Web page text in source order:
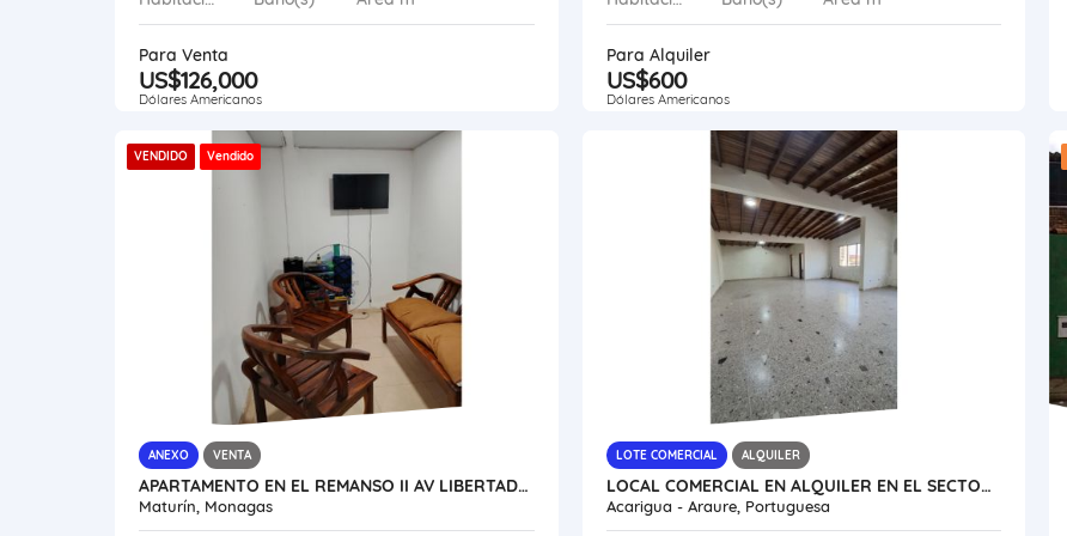
Para Venta
US$126,000
Dólares Americanos
Para Alquiler
US$600
Dólares Americanos
VENDIDO Vendido
ANEXO VENTA
APARTAMENTO EN EL REMANSO II AV LIBERTADOR VE17-138ZE-GGAR
Maturín, Monagas
LOTE COMERCIAL ALQUILER
LOCAL COMERCIAL EN ALQUILER EN EL SECTOR CENTRO VE24-081SC-RGON
Acarigua - Araure, Portuguesa